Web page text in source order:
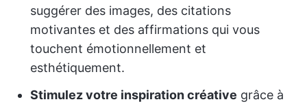
suggérer des images, des citations
motivantes et des affirmations qui vous
touchent émotionnellement et
esthétiquement.
Stimulez votre inspiration créative grâce à